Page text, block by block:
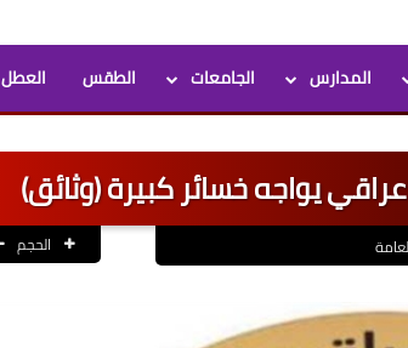
المدارس الجامعات الطقس العطل
يواجه خسائر كبيرة (وثائق)
الحجم